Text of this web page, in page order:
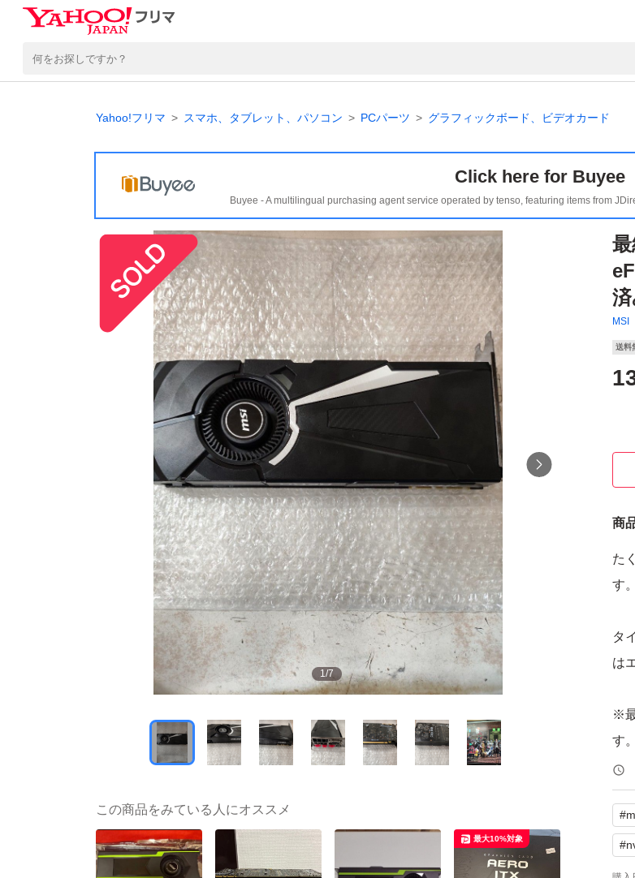
Yahoo!フリマ スマホ、タブレット、パソコン PCパーツ グラフィックボード、ビデオカード
Click here for Buyee
Buyee - A multilingual purchasing agent service operated by tenso, featuring items from
1/7
済
MSI
送料
商
た
す。
タ
は
※
す。
動
す
も
#
#
この商品をみている人にオススメ
最大10%対象